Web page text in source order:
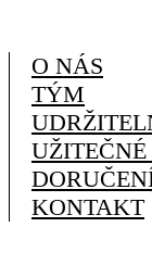
O NÁS
TÝM
KONTAKT